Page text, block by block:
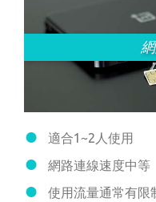
適合1~2人使用
網路連線速度中等
使用流量通常有限